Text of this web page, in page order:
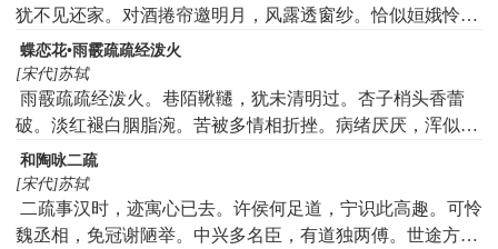
淡薄欢有馀，到家恍如梦蘧蘧。作诗火急追亡逋，清景一失
后难摹。
犹不见还家。对酒捲帘邀明月，风露透窗纱。恰似姮娥怜双
燕，分明照、画梁斜。
蝶恋花•雨霰疏疏经泼火
[宋代]苏轼
雨霰疏疏经泼火。巷陌鞦韆，犹未清明过。杏子梢头香蕾
破。淡红褪白胭脂涴。苦被多情相折挫。病绪厌厌，浑似年
时个。绕遍回廊还独坐。月笼云暗重门锁。
和陶咏二疏
[宋代]苏轼
二疏事汉时，迹寓心已去。许侯何足道，宁识此高趣。可怜
魏丞相，免冠谢陋举。中兴多名臣，有道独两傅。世途方毂